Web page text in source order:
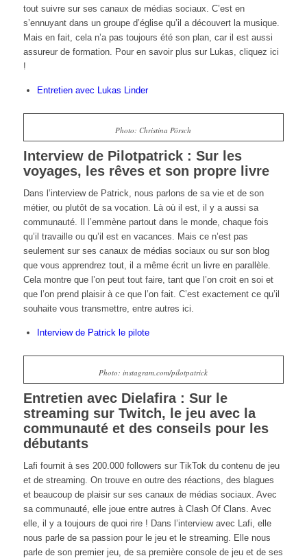
tout suivre sur ses canaux de médias sociaux. C’est en
s’ennuyant dans un groupe d’église qu’il a découvert la musique.
Mais en fait, cela n’a pas toujours été son plan, car il est aussi
assureur de formation. Pour en savoir plus sur Lukas, cliquez ici
!
Entretien avec Lukas Linder
Photo: Christina Pörsch
Interview de Pilotpatrick : Sur les
voyages, les rêves et son propre livre
Dans l’interview de Patrick, nous parlons de sa vie et de son
métier, ou plutôt de sa vocation. Là où il est, il y a aussi sa
communauté. Il l’emmène partout dans le monde, chaque fois
qu’il travaille ou qu’il est en vacances. Mais ce n’est pas
seulement sur ses canaux de médias sociaux ou sur son blog
que vous apprendrez tout, il a même écrit un livre en parallèle.
Cela montre que l’on peut tout faire, tant que l’on croit en soi et
que l’on prend plaisir à ce que l’on fait. C’est exactement ce qu’il
souhaite vous transmettre, entre autres ici.
Interview de Patrick le pilote
Photo: instagram.com/pilotpatrick
Entretien avec Dielafira : Sur le
streaming sur Twitch, le jeu avec la
communauté et des conseils pour les
débutants
Lafi fournit à ses 200.000 followers sur TikTok du contenu de jeu
et de streaming. On trouve en outre des réactions, des blagues
et beaucoup de plaisir sur ses canaux de médias sociaux. Avec
sa communauté, elle joue entre autres à Clash Of Clans. Avec
elle, il y a toujours de quoi rire ! Dans l’interview avec Lafi, elle
nous parle de sa passion pour le jeu et le streaming. Elle nous
parle de son premier jeu, de sa première console de jeu et de ses